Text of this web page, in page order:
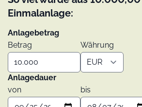
Einmalanlage:
Anlagebetrag
Betrag
Währung
Anlagedauer
von
bis